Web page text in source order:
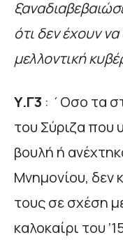
ότι δεν έχουν
μελλοντική
Υ.Γ3 : ΄Οσο τα
του Σύριζα που
βουλή ή
Μνημονίου, δεν
τους σε σχέση
καλοκαίρι του